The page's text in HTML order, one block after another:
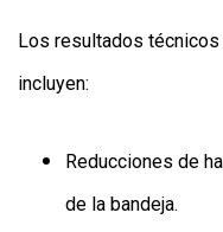
Los resultados
incluyen:
Reducciones de
de la bandeja.